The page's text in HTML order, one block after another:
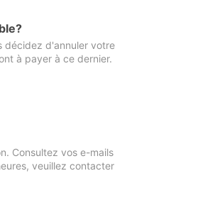
décidez d'annuler votre
à payer à ce dernier.
Consultez vos e-mails
veuillez contacter